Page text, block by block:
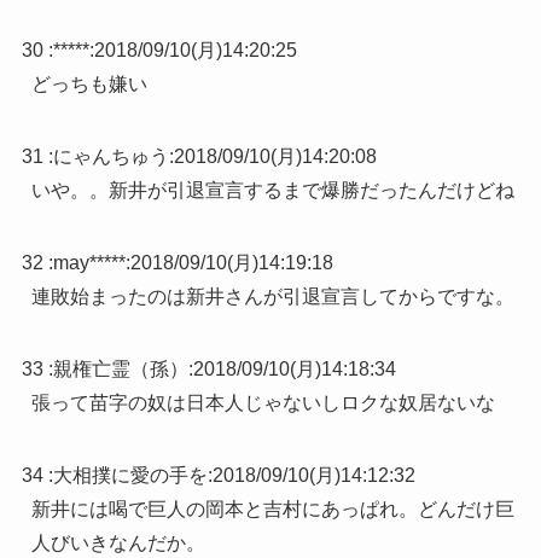
30 :*****:2018/09/10(月)14:20:25
どっちも嫌い
31 :にゃんちゅう :2018/09/10(月)14:20:08
いや。。新井が引退宣言するまで爆勝だったんだけどね
32 :may*****:2018/09/10(月)14:19:18
連敗始まったのは新井さんが引退宣言してからですな。
33 :親権亡霊（孫） :2018/09/10(月)14:18:34
張って苗字の奴は日本人じゃないしロクな奴居ないな
34 :大相撲に愛の手を:2018/09/10(月)14:12:32
新井には喝で巨人の岡本と吉村にあっぱれ。どんだけ巨
人びいきなんだか。